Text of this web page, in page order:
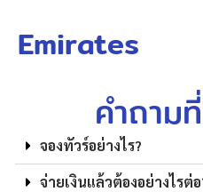
Emirates
คำถาม
จองทัวร์อย่างไร?
จ่ายเงินแล้วต้องอย่างไรต่อ